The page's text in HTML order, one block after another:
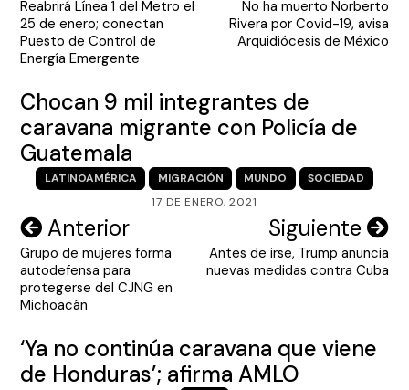
de
entradas
Reabrirá Línea 1 del Metro el
25 de enero; conectan
Puesto de Control de
Energía Emergente
No ha muerto Norberto
Rivera por Covid-19, avisa
Arquidiócesis de México
Chocan 9 mil integrantes de
caravana migrante con Policía de
Guatemala
LATINOAMÉRICA MIGRACIÓN MUNDO
SOCIEDAD
17 DE ENERO, 2021
Navegación
de
entradas
Anterior
Grupo de mujeres forma
autodefensa para
protegerse del CJNG en
Michoacán
Siguiente
Antes de irse, Trump anuncia
nuevas medidas contra Cuba
‘Ya no continúa caravana que viene
de Honduras’; afirma AMLO